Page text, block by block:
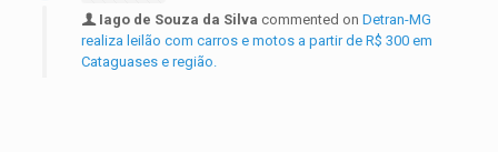
Iago de Souza da Silva commented on Detran-MG
realiza leilão com carros e motos a partir de R$ 300 em
Cataguases e região.